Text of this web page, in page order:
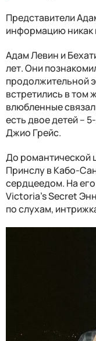
Представители
информацию никак
Адам Левин и
лет. Они
продолжительной
встретились в том
влюбленные
есть двое детей –
Джио Грейс.
До романтической
Принслу в Кабо-
сердцеедом. На
Victoria's Secret
по слухам,